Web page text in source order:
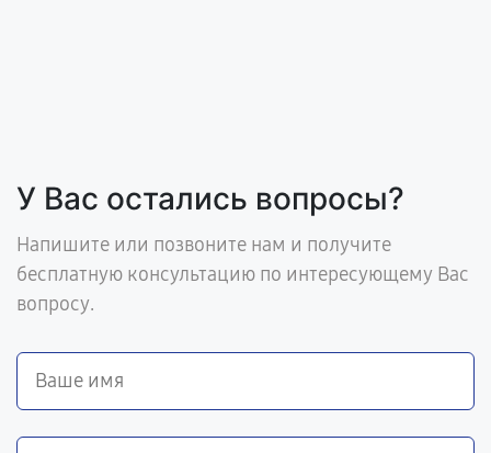
У Вас остались вопросы?
Напишите или позвоните нам и получите
бесплатную консультацию по интересующему Вас
вопросу.